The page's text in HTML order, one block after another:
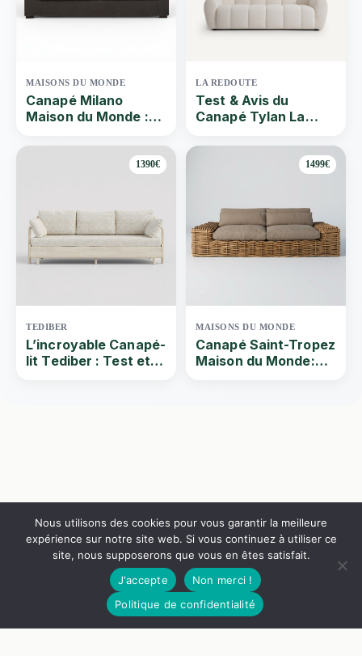
Voir le canapé
MAISONS DU MONDE
Canapé Milano
Maison du Monde :
canapé droit
LA REDOUTE
Test & Avis du
Canapé Tylan La
ce Canapé droit 3
1390€
TEDIBER
L’incroyable Canapé-
lit Tediber : Test et
1499€
MAISONS DU MONDE
Canapé Saint-Tropez
Maison du Monde:
Nous utilisons des cookies pour vous garantir la meilleure
expérience sur notre site web. Si vous continuez à utiliser ce
site, nous supposerons que vous en êtes satisfait.
J'accepte
Non merci !
Politique de confidentialité